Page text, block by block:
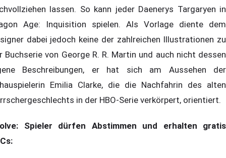
lassen. So kann jeder Daenerys Targaryen in
Age: Inquisition spielen. Als Vorlage diente dem
dabei jedoch keine der zahlreichen Illustrationen zu
Buchserie von George R. R. Martin und auch nicht dessen
Beschreibungen, er hat sich am Aussehen der
Emilia Clarke, die die Nachfahrin des alten
in der HBO-Serie verkörpert, orientiert.
Spieler dürfen Abstimmen und erhalten gratis